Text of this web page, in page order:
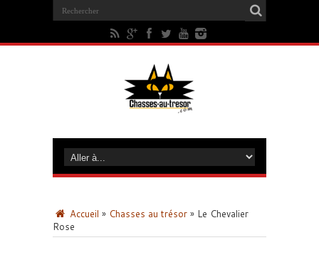
Accueil » Chasses au trésor » Le Chevalier
Rose